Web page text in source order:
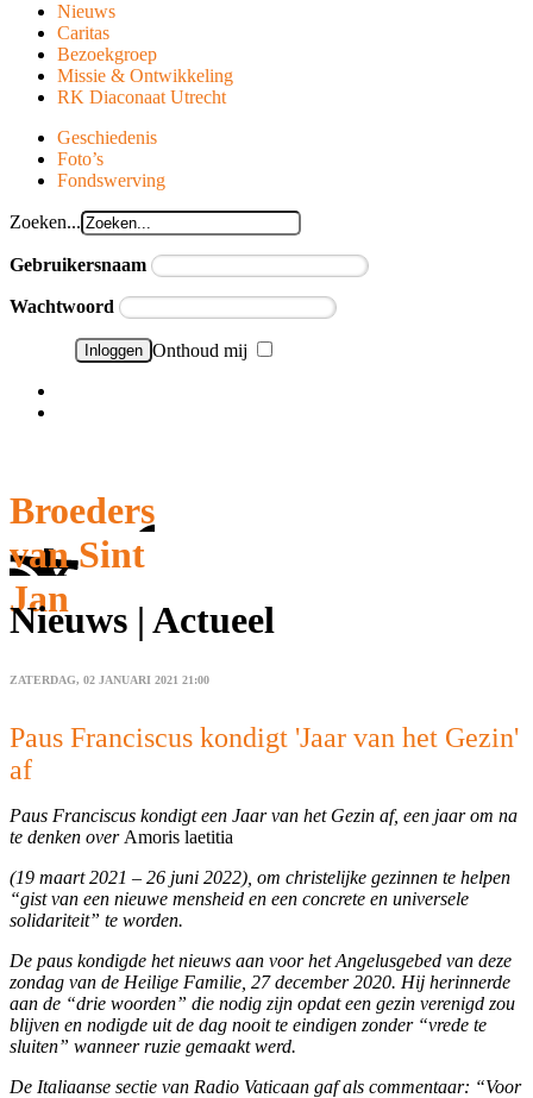
Nieuws
Caritas
Bezoekgroep
Missie & Ontwikkeling
RK Diaconaat Utrecht
Geschiedenis
Foto’s
Fondswerving
Zoeken...
Gebruikersnaam
Wachtwoord
Onthoud mij
Broeders
van Sint
Jan
Nieuws | Actueel
ZATERDAG, 02 JANUARI 2021 21:00
Paus Franciscus kondigt 'Jaar van het Gezin'
af
Paus Franciscus kondigt een Jaar van het Gezin af, een jaar om na
te denken over Amoris laetitia
(19 maart 2021 – 26 juni 2022), om christelijke gezinnen te helpen
“gist van een nieuwe mensheid en een concrete en universele
solidariteit” te worden.
De paus kondigde het nieuws aan voor het Angelusgebed van deze
zondag van de Heilige Familie, 27 december 2020. Hij herinnerde
aan de “drie woorden” die nodig zijn opdat een gezin verenigd zou
blijven en nodigde uit de dag nooit te eindigen zonder “vrede te
sluiten” wanneer ruzie gemaakt werd.
De Italiaanse sectie van Radio Vaticaan gaf als commentaar: “Voor